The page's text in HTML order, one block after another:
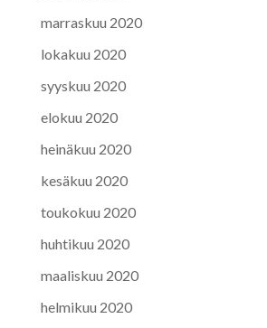
marraskuu 2020
lokakuu 2020
syyskuu 2020
elokuu 2020
heinäkuu 2020
kesäkuu 2020
toukokuu 2020
huhtikuu 2020
maaliskuu 2020
helmikuu 2020